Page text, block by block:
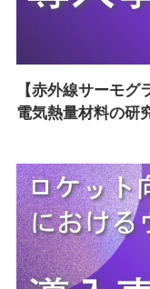
【赤外線サーモグ
電気熱量材料の研